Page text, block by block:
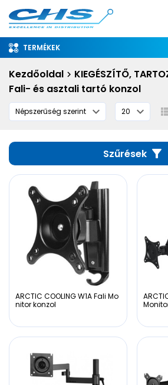
TERMÉKEK
Rólunk
Információ
Szolgáltatások
English
phone
email
place
Kezdőoldal
KIEGÉSZÍTŐ,
Fali- és asztali tartó konzol
ARCTIC COOLING W1A Fali Mo
nitor konzol
Szűrések